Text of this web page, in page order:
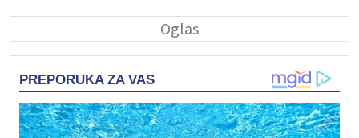
PREPORUKA ZA VAS